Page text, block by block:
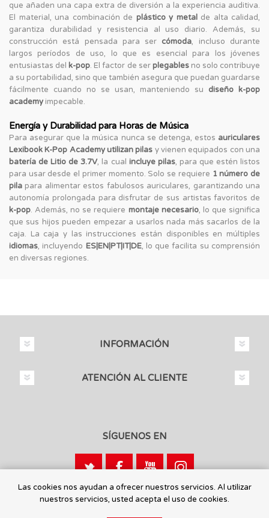
que añaden una capa extra de diversión a la experiencia auditiva.
El material, una combinación de plástico y metalde alta calidad,
garantiza durabilidad y resistencia al uso diario. Además, su
construcción está pensada para ser cómoda, incluso durante
largos períodos de uso, lo que es esencial para los jóvenes
entusiastas delk-pop. El factor de serplegablesno solo contribuye
a su portabilidad, sino que también asegura que puedan guardarse
fácilmente cuando no se usan, manteniendo su diseño k-pop
academy impecable.
Energía y Durabilidad para Horas de Música
Para asegurar que la música nunca se detenga, estos auriculares
Lexibook K-Pop Academy utilizan pilas y vienen equipados con una
batería de Litio de 3.7V, la cual incluye pilas, para que estén listos
para usar desde el primer momento. Solo se requiere 1 número de
pila para alimentar estos fabulosos auriculares, garantizando una
autonomía prolongada para disfrutar de sus artistas favoritos de
k-pop. Además, no se requiere montaje necesario, lo que significa
que sus hijos pueden empezar a usarlos nada más sacarlos de la
caja. La caja y las instrucciones están disponibles en múltiples
idiomas, incluyendo ES|EN|PT|IT|DE, lo que facilita su comprensión
en diversas regiones.
INFORMACIÓN
ATENCIÓN AL CLIENTE
SÍGUENOS EN
Calle León, 1 - 03440 Ibi, Alicante
Las cookies nos ayudan a ofrecer nuestros servicios. Al utilizar
nuestros servicios, usted acepta el uso de cookies.